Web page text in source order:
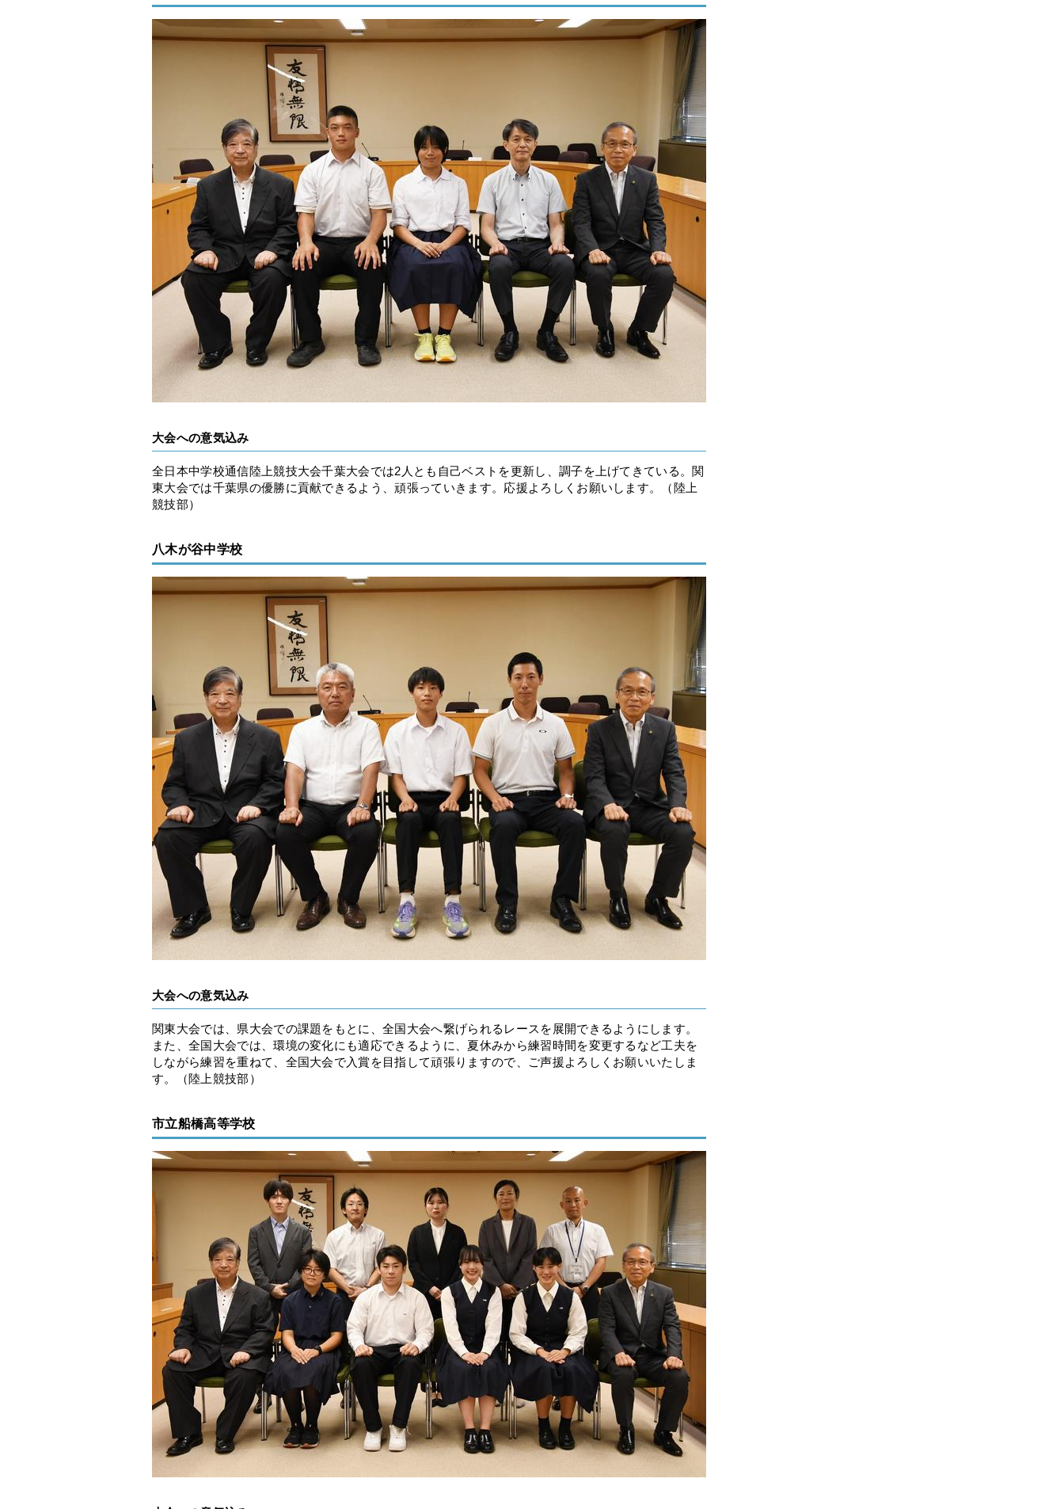
大会への意気込み
全日本中学校通信陸上競技大会千葉大会では2人とも自己ベストを更新し、調子を上げてきている。関
東大会では千葉県の優勝に貢献できるよう、頑張っていきます。応援よろしくお願いします。（陸上
競技部）
八木が谷中学校
大会への意気込み
関東大会では、県大会での課題をもとに、全国大会へ繋げられるレースを展開できるようにします。
また、全国大会では、環境の変化にも適応できるように、夏休みから練習時間を変更するなど工夫を
しながら練習を重ねて、全国大会で入賞を目指して頑張りますので、ご声援よろしくお願いいたしま
す。（陸上競技部）
市立船橋高等学校